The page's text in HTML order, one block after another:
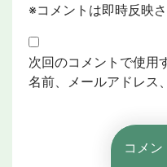
※コメントは即時反映
次回のコメントで使用
名前、メールアドレス